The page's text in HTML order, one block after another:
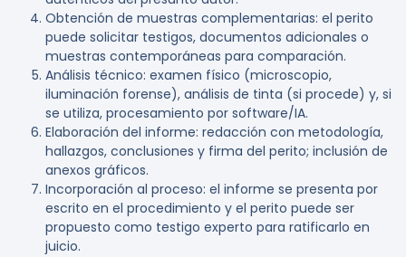
Obtención de muestras complementarias: el perito
puede solicitar testigos, documentos adicionales o
muestras contemporáneas para comparación.
Análisis técnico: examen físico (microscopio,
iluminación forense), análisis de tinta (si procede) y, si
se utiliza, procesamiento por software/IA.
Elaboración del informe: redacción con metodología,
hallazgos, conclusiones y firma del perito; inclusión de
anexos gráficos.
Incorporación al proceso: el informe se presenta por
escrito en el procedimiento y el perito puede ser
propuesto como testigo experto para ratificarlo en
juicio.